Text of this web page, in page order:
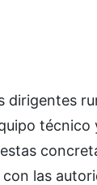
dirigentes
técnico
las